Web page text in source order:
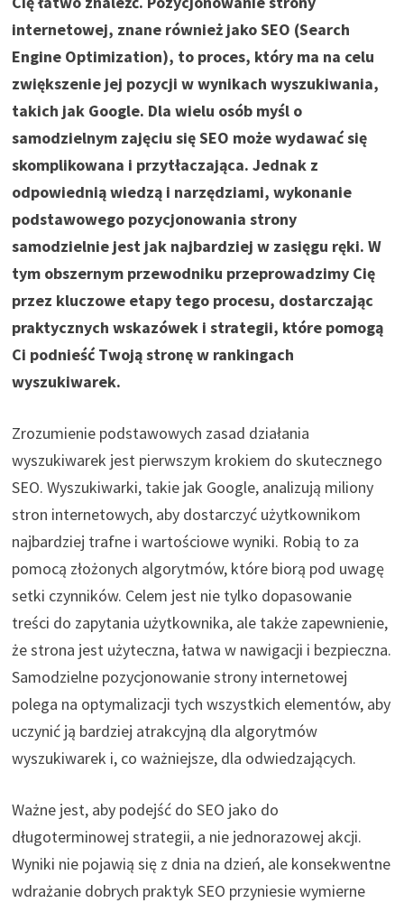
internetowej, znane również jako SEO (Search
Engine Optimization), to proces, który ma na celu
zwiększenie jej pozycji w wynikach wyszukiwania,
takich jak Google. Dla wielu osób myśl o
samodzielnym zajęciu się SEO może wydawać się
skomplikowana i przytłaczająca. Jednak z
odpowiednią wiedzą i narzędziami, wykonanie
podstawowego pozycjonowania strony
samodzielnie jest jak najbardziej w zasięgu ręki. W
tym obszernym przewodniku przeprowadzimy Cię
przez kluczowe etapy tego procesu, dostarczając
praktycznych wskazówek i strategii, które pomogą
Ci podnieść Twoją stronę w rankingach
wyszukiwarek.
Zrozumienie podstawowych zasad działania
wyszukiwarek jest pierwszym krokiem do skutecznego
SEO. Wyszukiwarki, takie jak Google, analizują miliony
stron internetowych, aby dostarczyć użytkownikom
najbardziej trafne i wartościowe wyniki. Robią to za
pomocą złożonych algorytmów, które biorą pod uwagę
setki czynników. Celem jest nie tylko dopasowanie
treści do zapytania użytkownika, ale także zapewnienie,
że strona jest użyteczna, łatwa w nawigacji i bezpieczna.
Samodzielne pozycjonowanie strony internetowej
polega na optymalizacji tych wszystkich elementów, aby
uczynić ją bardziej atrakcyjną dla algorytmów
wyszukiwarek i, co ważniejsze, dla odwiedzających.
Ważne jest, aby podejść do SEO jako do
długoterminowej strategii, a nie jednorazowej akcji.
Wyniki nie pojawią się z dnia na dzień, ale konsekwentne
wdrażanie dobrych praktyk SEO przyniesie wymierne